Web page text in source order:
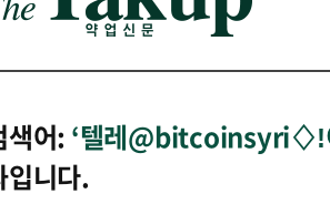
색어: ‘텔레@bitcoinsyri♢ǃ
입니다.